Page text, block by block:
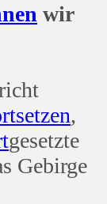
wir
setzen,
gesetzte
Gebirge